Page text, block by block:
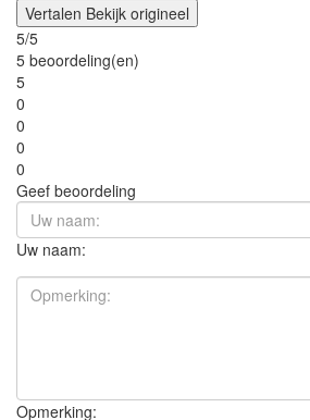
Vertalen Bekijk origineel
5/5
5 beoordeling(en)
5
0
0
0
0
Geef beoordeling
Uw naam:
Opmerking: